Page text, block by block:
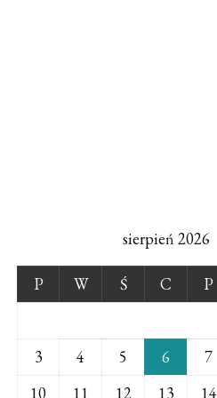
sierpień 2026
P W Ś C P
3
4 5 6 7
10
11 12 13 14